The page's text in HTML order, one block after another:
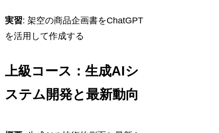
実習: 架空の商品企画書をChatGPT
を活用して作成する
上級コース：生成AIシ
ステム開発と最新動向